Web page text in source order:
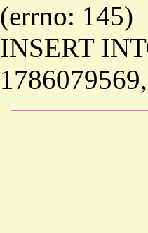
(errno: 145)
INSERT